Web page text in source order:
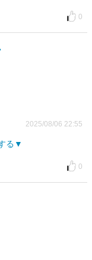
0
2025/08/06 22:55
る
0